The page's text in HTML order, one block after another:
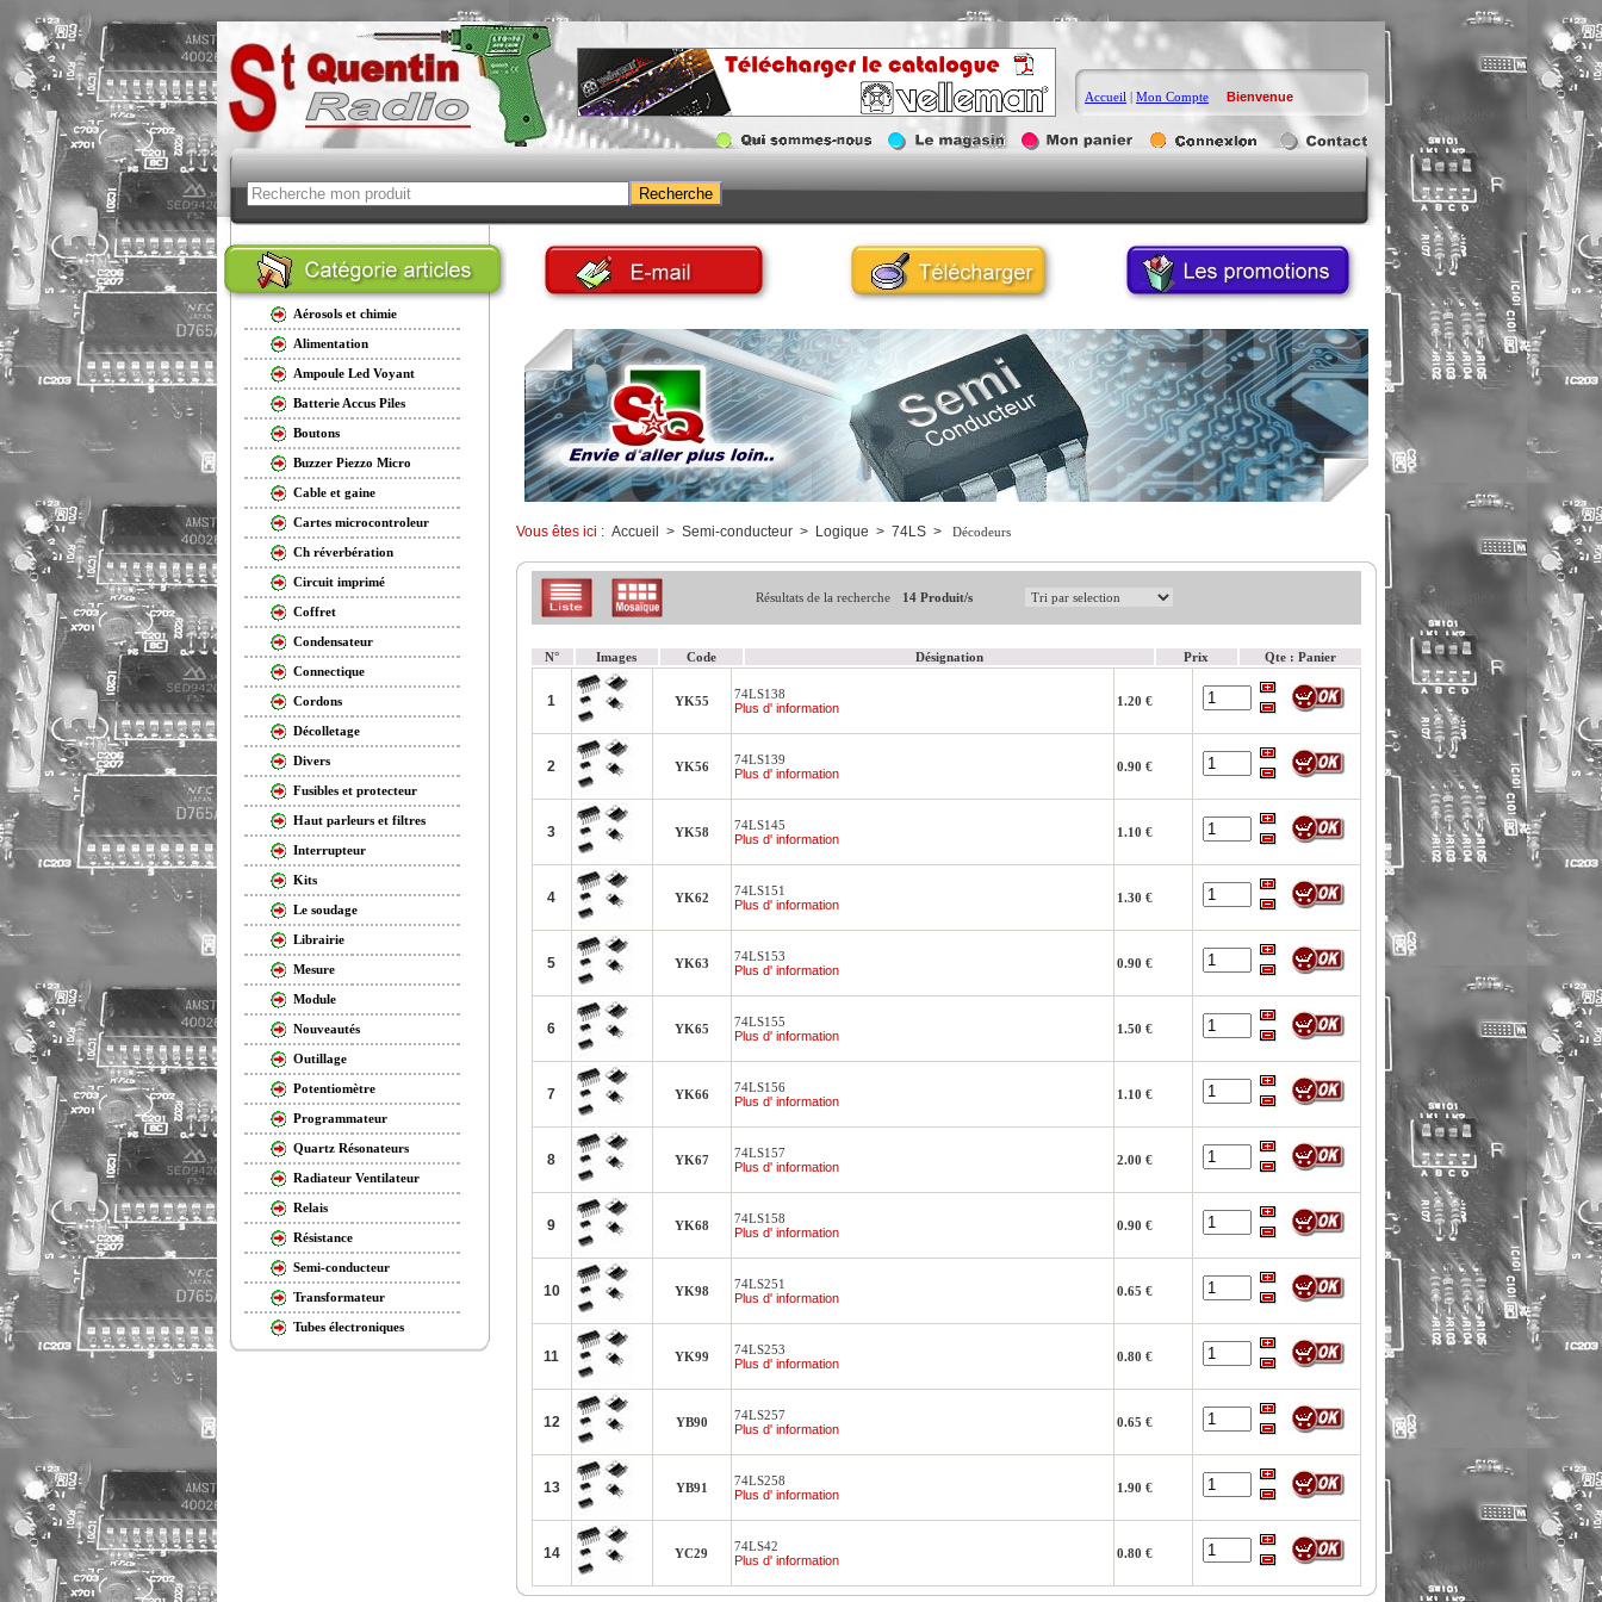
Accueil | Mon Compte Bienvenue
Aérosols et chimie
Alimentation
Ampoule Led Voyant
Batterie Accus Piles
Boutons
Buzzer Piezzo Micro
Cable et gaine
Cartes microcontroleur
Ch réverbération
Circuit imprimé
Coffret
Condensateur
Connectique
Cordons
Décolletage
Divers
Fusibles et protecteur
Haut parleurs et filtres
Interrupteur
Kits
Le soudage
Librairie
Mesure
Module
Nouveautés
Outillage
Potentiomètre
Programmateur
Quartz Résonateurs
Radiateur Ventilateur
Relais
Résistance
Semi-conducteur
Transformateur
Tubes électroniques
Vous êtes ici : Accueil > Semi-conducteur> Logique > 74LS> Décodeurs
Résultats de la recherche 14 Produit/s
N° Images Code Désignation Prix Qte : Panier
1 YK55
74LS138
Plus d' information
1.20 €
2 YK56
74LS139
Plus d' information
0.90 €
3 YK58
74LS145
Plus d' information
1.10 €
4 YK62
74LS151
Plus d' information
1.30 €
5 YK63
74LS153
Plus d' information
0.90 €
6 YK65
74LS155
Plus d' information
1.50 €
7 YK66
74LS156
Plus d' information
1.10 €
8 YK67
74LS157
Plus d' information
2.00 €
9 YK68
74LS158
Plus d' information
0.90 €
10 YK98
74LS251
Plus d' information
0.65 €
11 YK99
74LS253
Plus d' information
0.80 €
12 YB90
74LS257
Plus d' information
0.65 €
13 YB91
74LS258
Plus d' information
1.90 €
14 YC29
74LS42
Plus d' information
0.80 €